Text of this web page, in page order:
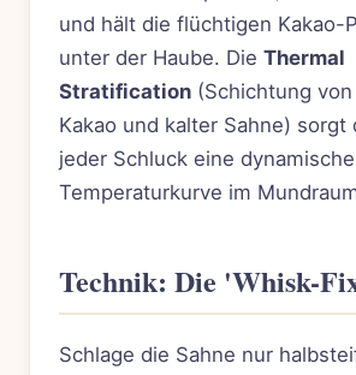
und hält die flüchtigen Kakao-
unter der Haube. Die Thermal
Stratification (Schichtung
Kakao und kalter Sahne) sorgt
jeder Schluck eine dynamische
Temperaturkurve im
Technik: Die 'Whisk-
Schlage die Sahne nur